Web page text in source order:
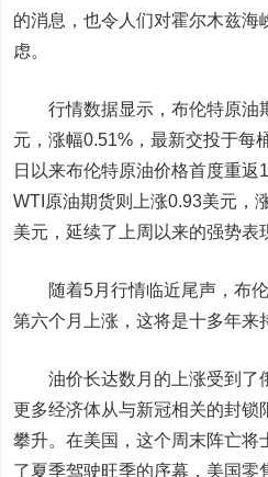
的消息，也令人们对霍尔木兹海
虑。
行情数据显示，布伦特原油
元，涨幅0.51%，最新交投于每
日以来布伦特原油价格首度重返
WTI原油期货则上涨0.93美元，
美元，延续了上周以来的强势表
随着5月行情临近尾声，布
第六个月上涨，这将是十多年来
油价长达数月的上涨受到了
更多经济体从与新冠相关的封锁
攀升。在美国，这个周末阵亡将
了夏季驾驶旺季的序幕，美国零